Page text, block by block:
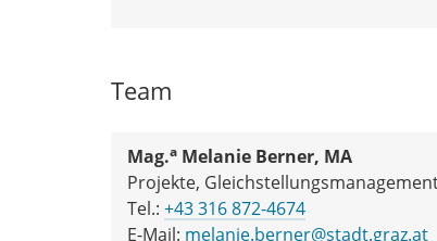
Team
Mag.a Melanie Berner, MA
Projekte,
Tel.: +43 316 872-4674
E-Mail: melanie.berner@stadt.graz.at